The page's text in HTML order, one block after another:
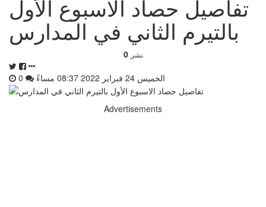
تفاصيل حصاد الاسبوع الأول
بالتيرم الثاني في المدارس
0 نشر
الخميس 24 فبراير 2022 08:37 مساءً
Advertisements